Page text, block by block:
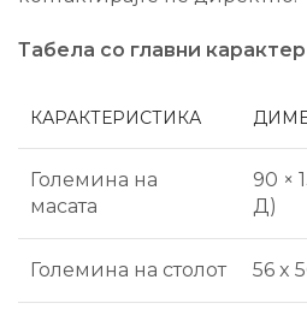
Табела со главни
КАРАКТЕРИСТИКА
Големина на
масата
90 ×
Д)
Големина на столот 56 x